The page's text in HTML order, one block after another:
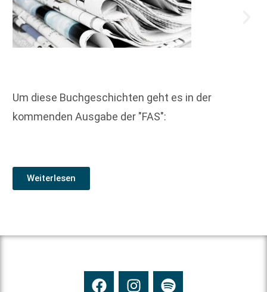
Um diese Buchgeschichten geht es in der
kommenden Ausgabe der "FAS":
Weiterlesen